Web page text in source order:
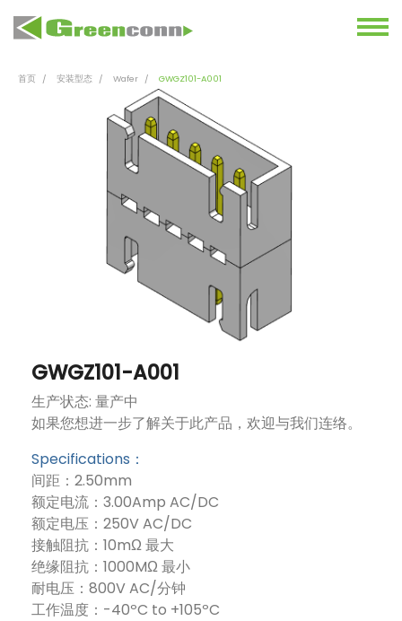
首页 安装型态 Wafer GWGZ101-A001
GWGZ101-A001
生产状态: 量产中
如果您想进一步了解关于此产品，欢迎与我们连络。
Specifications：
间距：2.50mm
额定电流：3.00Amp AC/DC
额定电压：250V AC/DC
接触阻抗：10mΩ 最大
绝缘阻抗：1000MΩ 最小
耐电压：800V AC/分钟
工作温度：-40ºC to +105ºC